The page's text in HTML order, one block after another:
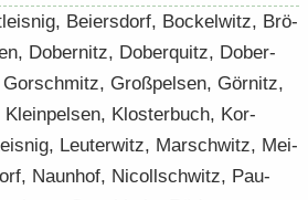
Bei­ers­dorf, Bo­ckel­witz, Brö­
Do­ber­nitz, Do­ber­quitz, Do­ber­
Groß­pel­sen, Gör­nitz,
Klein­pel­sen, Klos­ter­buch, Kor­
Leu­ter­witz, Marsch­witz, Me­i­
Naun­hof, Ni­coll­schwitz, Pau­